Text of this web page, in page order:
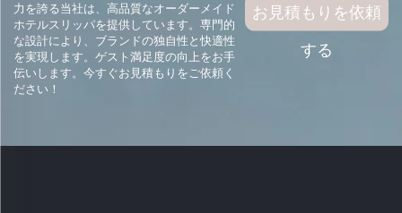
力を誇る当社は、高品質なオーダーメイド
ホテルスリッパを提供しています。専門的
な設計により、ブランドの独自性と快適性
を実現します。ゲスト満足度の向上をお手
伝いします。今すぐお見積もりをご依頼く
ださい！
お見積もりを依頼
する